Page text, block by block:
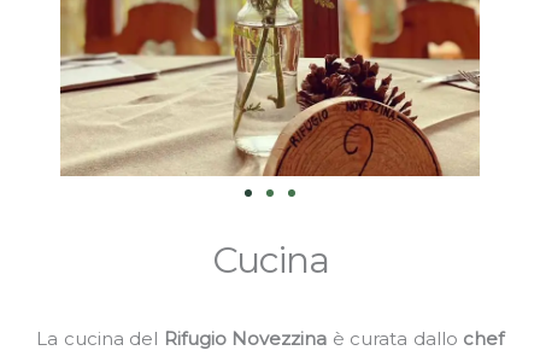
Cucina
La cucina del Rifugio Novezzina è curata dallo chef